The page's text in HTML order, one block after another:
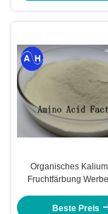
Organisches
Fruchtfärbung
Beste Preis